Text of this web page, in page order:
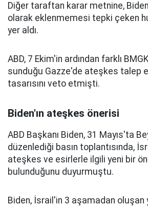
Diğer taraftan karar metnine,
olarak eklenmemesi tepki çeken
yer aldı.
ABD, 7 Ekim'in ardından farklı
sunduğu Gazze'de ateşkes talep
tasarısını veto etmişti.
Biden'ın ateşkes önerisi
ABD Başkanı Biden, 31 Mayıs'ta
düzenlediği basın toplantısında,
ateşkes ve esirlerle ilgili yeni bir
bulunduğunu duyurmuştu.
Biden, İsrail'in 3 aşamadan